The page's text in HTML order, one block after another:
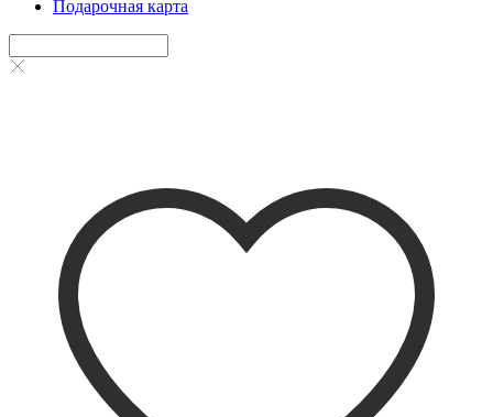
Подарочная карта